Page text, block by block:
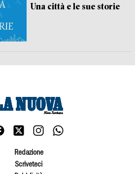
Una città e le sue storie
Redazione
Scriveteci